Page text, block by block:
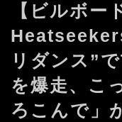
【ビルボー
リダンス”
を爆走、こ
ろこんで」